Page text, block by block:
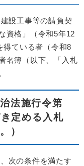
設工事等の請負契
資格」（令和5年12
得ている者（令和8
名簿（以下、「入札
法施行令第
定める入札
）
次の条件を満たす